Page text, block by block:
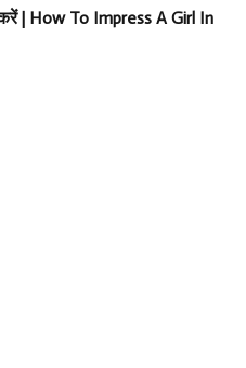
| How To Impress A Girl In